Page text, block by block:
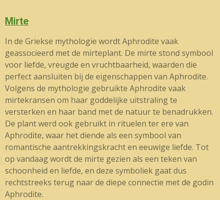
Mirte
In de Griekse mythologie wordt Aphrodite vaak
geassocieerd met de mirteplant. De mirte stond symbool
voor liefde, vreugde en vruchtbaarheid, waarden die
perfect aansluiten bij de eigenschappen van Aphrodite.
Volgens de mythologie gebruikte Aphrodite vaak
mirtekransen om haar goddelijke uitstraling te
versterken en haar band met de natuur te benadrukken.
De plant werd ook gebruikt in rituelen ter ere van
Aphrodite, waar het diende als een symbool van
romantische aantrekkingskracht en eeuwige liefde. Tot
op vandaag wordt de mirte gezien als een teken van
schoonheid en liefde, en deze symboliek gaat dus
rechtstreeks terug naar de diepe connectie met de godin
Aphrodite.